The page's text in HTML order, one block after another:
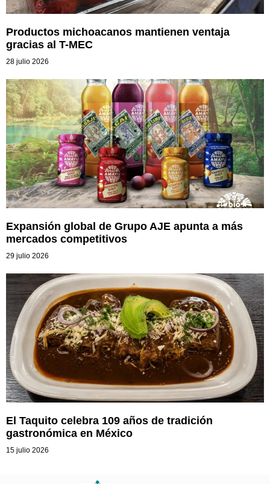
Productos michoacanos mantienen ventaja
gracias al T-MEC
28 julio 2026
Expansión global de Grupo AJE apunta a más
mercados competitivos
29 julio 2026
El Taquito celebra 109 años de tradición
gastronómica en México
15 julio 2026